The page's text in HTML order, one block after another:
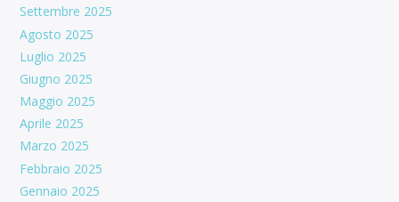
Settembre 2025
Agosto 2025
Luglio 2025
Giugno 2025
Maggio 2025
Aprile 2025
Marzo 2025
Febbraio 2025
Gennaio 2025